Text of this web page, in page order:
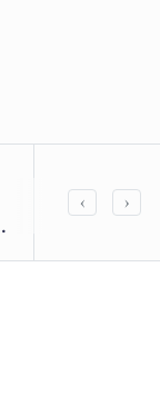
Aftryk -
‹ ›